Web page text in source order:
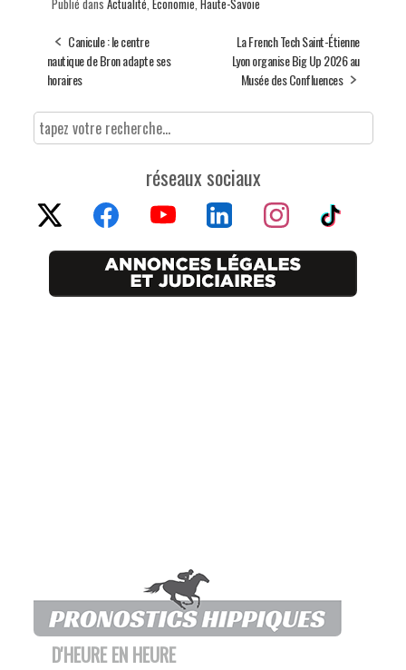
Publié dans Actualité, Economie, Haute-Savoie
Canicule : le centre
nautique de Bron adapte ses
horaires
La French Tech Saint-Étienne
Lyon organise Big Up 2026 au
Musée des Confluences
réseaux sociaux
D'HEURE EN HEURE